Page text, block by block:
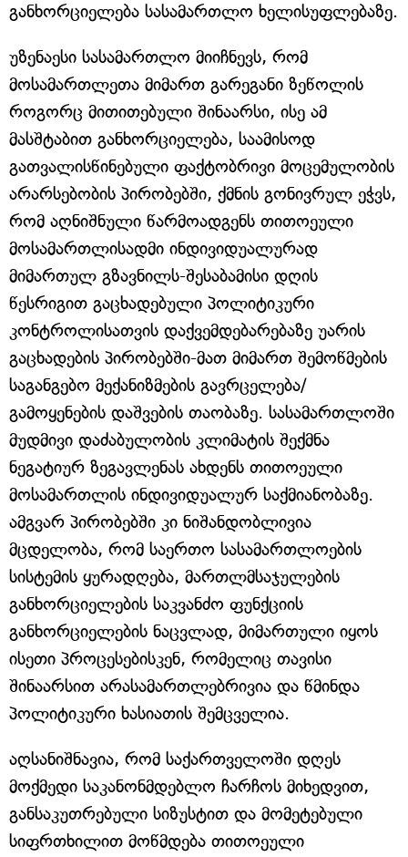
განხორციელება სასამართლო ხელისუფლებაზე.
უზენაესი სასამართლო მიიჩნევს, რომ
მოსამართლეთა მიმართ გარეგანი ზეწოლის
როგორც მითითებული შინაარსი, ისე ამ
მასშტაბით განხორციელება, საამისოდ
გათვალისწინებული ფაქტობრივი მოცემულობის
არარსებობის პირობებში, ქმნის გონივრულ ეჭვს,
რომ აღნიშნული წარმოადგენს თითოეული
მოსამართლისადმი ინდივიდუალურად
მიმართულ გზავნილს-შესაბამისი დღის
წესრიგით გაცხადებული პოლიტიკური
კონტროლისათვის დაქვემდებარებაზე უარის
გაცხადების პირობებში-მათ მიმართ შემოწმების
საგანგებო მექანიზმების გავრცელება/
გამოყენების დაშვების თაობაზე. სასამართლოში
მუდმივი დაძაბულობის კლიმატის შექმნა
ნეგატიურ ზეგავლენას ახდენს თითოეული
მოსამართლის ინდივიდუალურ საქმიანობაზე.
ამგვარ პირობებში კი ნიშანდობლივია
მცდელობა, რომ საერთო სასამართლოების
სისტემის ყურადღება, მართლმსაჯულების
განხორციელების საკვანძო ფუნქციის
განხორციელების ნაცვლად, მიმართული იყოს
ისეთი პროცესებისკენ, რომელიც თავისი
შინაარსით არასამართლებრივია და წმინდა
პოლიტიკური ხასიათის შემცველია.
აღსანიშნავია, რომ საქართველოში დღეს
მოქმედი საკანონმდებლო ჩარჩოს მიხედვით,
განსაკუთრებული სიზუსტით და მომეტებული
სიფრთხილით მოწმდება თითოეული